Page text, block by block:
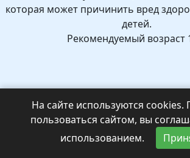
которая может причинить вред
детей.
Рекомендуемый возраст
На сайте используются cookies.
пользоваться сайтом, вы
использованием.